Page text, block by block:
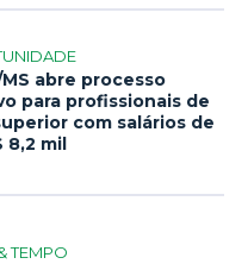
abre processo
para profissionais de
com salários de
8,2 mil
TEMPO